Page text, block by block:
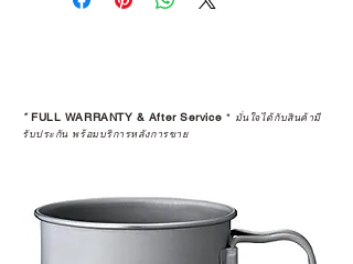
“ประสบการณ์หลังการใช้งาน” ใน
STUDIO และร้านตัวแทนจำหน่ายที่
ได้รับการแต่งตั้งอย่างเป็นทางการ จะ
มาตรฐานของแบรนด์ ไม่ว่าจะ
เป็นการให้คำแนะนำ การดูแลสินค้า
หรือการแก้ไขปัญหาที่อาจเกิดขึ้นใน
*FULL WARRANTY & After Service * มั่นใจได้กับสินค้ามี
รับประกัน พร้อมบริการหลังการขาย